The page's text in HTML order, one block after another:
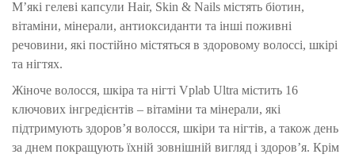
М’які гелеві капсули Hair, Skin & Nails містять біотин,
вітаміни, мінерали, антиоксиданти та інші поживні
речовини, які постійно містяться в здоровому волоссі, шкірі
та нігтях.
Жіноче волосся, шкіра та нігті Vplab Ultra містить 16
ключових інгредієнтів – вітаміни та мінерали, які
підтримують здоров’я волосся, шкіри та нігтів, а також день
за днем покращують їхній зовнішній вигляд і здоров’я. Крім